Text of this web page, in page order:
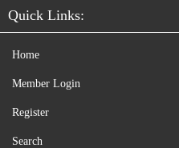
Quick Links:
Home
Member Login
Register
Search